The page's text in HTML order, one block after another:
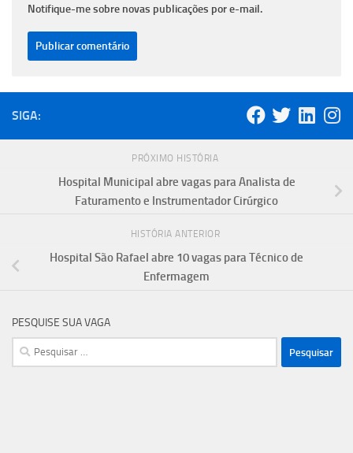
Notifique-me sobre novas publicações por e-mail.
SIGA:
PRÓXIMO HISTÓRIA
Hospital Municipal abre vagas para Analista de
Faturamento e Instrumentador Cirúrgico
HISTÓRIA ANTERIOR
Hospital São Rafael abre 10 vagas para Técnico de
Enfermagem
PESQUISE SUA VAGA
Pesquisar
por: